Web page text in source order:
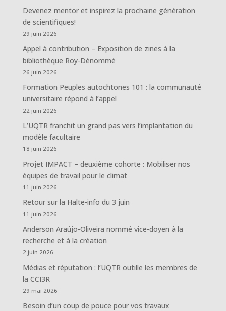
Devenez mentor et inspirez la prochaine génération
de scientifiques!
29 juin 2026
Appel à contribution – Exposition de zines à la
bibliothèque Roy-Dénommé
26 juin 2026
Formation Peuples autochtones 101 : la communauté
universitaire répond à l’appel
22 juin 2026
L’UQTR franchit un grand pas vers l’implantation du
modèle facultaire
18 juin 2026
Projet IMPACT – deuxième cohorte : Mobiliser nos
équipes de travail pour le climat
11 juin 2026
Retour sur la Halte-info du 3 juin
11 juin 2026
Anderson Araújo-Oliveira nommé vice-doyen à la
recherche et à la création
2 juin 2026
Médias et réputation : l’UQTR outille les membres de
la CCI3R
29 mai 2026
Besoin d’un coup de pouce pour vos travaux